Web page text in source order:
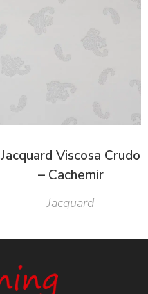
Jacquard Viscosa Crudo
– Cachemir
Jacquard